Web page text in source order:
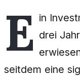
E in
drei
seitdem eine